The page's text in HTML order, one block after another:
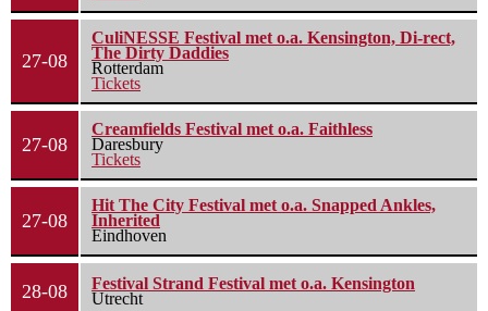
27-08
CuliNESSE Festival met o.a. Kensington, Di-rect,
The Dirty Daddies
Rotterdam
Tickets
27-08
Creamfields Festival met o.a. Faithless
Daresbury
Tickets
27-08
Hit The City Festival met o.a. Snapped Ankles,
Inherited
Eindhoven
28-08
Festival Strand Festival met o.a. Kensington
Utrecht